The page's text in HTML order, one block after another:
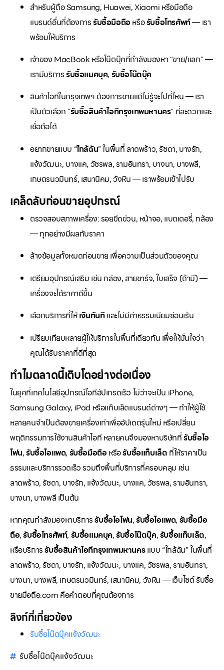
สำหรับผู้ถือ Samsung, Huawei, Xiaomi หรือมือถือ
แบรนด์อื่นที่ต้องการรับซื้อมือถือหรือรับซื้อโทรศัพท์— เรา
พร้อมให้บริการ
เจ้าของ MacBook หรือโน๊ตบุ๊คที่กำลังมองหา “ขาย/แลก” —
เรามีบริการรับซื้อแมคบุค, รับซื้อโน๊ตบุ๊ค
สินค้าไอทีในกรุงเทพฯ ต้องการขายแต่ไม่รู้จะไปที่ไหน — เรา
เป็นตัวเลือก “รับซื้อสินค้าไอทีกรุงเทพมหานคร” ที่สะดวกและ
เชื่อถือได้
อยากขายแบบ “ใกล้ฉัน” ในพื้นที่ ลาดพร้าว, รัชดา, บางรัก,
แจ้งวัฒนะ, บางแค, วัชรพล, รามอินทรา, บางนา, บางพลี,
เกษตรนวมินทร์, เสนานิคม, วังหิน — เราพร้อมเข้าไปรับ
เคล็ดลับก่อนขายอุปกรณ์
ตรวจสอบสภาพเครื่อง: รอยขีดข่วน, หน้าจอ, แบตเตอรี่, กล้อง
— ทุกอย่างมีผลกับราคา
ล้างข้อมูลทั้งหมดก่อนขาย เพื่อความเป็นส่วนตัวของคุณ
เตรียมอุปกรณ์เสริม เช่น กล่อง, สายชาร์จ, ใบเสร็จ (ถ้ามี) —
เครื่องจะได้ราคาดีขึ้น
เลือกบริการที่ให้เงินทันทีและไม่มีค่าธรรมเนียมซ่อนเร้น
เปรียบเทียบหลายผู้ให้บริการในพื้นที่เดียวกัน เพื่อให้มั่นใจว่า
คุณได้รับราคาที่ดีที่สุด
ทำไมตลาดนี้เติบโตอย่างต่อเนื่อง
ในยุคที่เทคโนโลยีอุปกรณ์ไอทีอัปเกรดเร็ว ไม่ว่าจะเป็น iPhone,
Samsung Galaxy, iPad หรือแท็บเล็ตแบรนด์ต่างๆ — ทำให้ผู้ใช้
หลายคนจำเป็นต้องขายเครื่องเก่าเพื่ออัปเดตรุ่นใหม่ หรือเปลี่ยน
พฤติกรรมการใช้งานสินค้าไอที หลายคนจึงมองหาบริษัทที่รับซื้อไอ
โฟน,รับซื้อไอแพด, รับซื้อมือถือหรือรับซื้อแท็บเล็ต ที่ให้ราคาเป็น
ธรรมและบริการรวดเร็ว รวมถึงพื้นที่บริการที่ครอบคลุม เช่น
ลาดพร้าว, รัชดา, บางรัก, แจ้งวัฒนะ, บางแค, วัชรพล, รามอินทรา,
บางนา, บางพลี เป็นต้น
หากคุณกำลังมองหาบริการรับซื้อไอโฟน,รับซื้อไอแพด, รับซื้อมือ
ถือ,รับซื้อโทรศัพท์, รับซื้อแมคบุค,รับซื้อโน๊ตบุ๊ค,รับซื้อแท็บเล็ต,
หรือบริการรับซื้อสินค้าไอทีกรุงเทพมหานครแบบ “ใกล้ฉัน” ในพื้นที่
ลาดพร้าว, รัชดา, บางรัก, แจ้งวัฒนะ, บางแค, วัชรพล, รามอินทรา,
บางนา, บางพลี, เกษตรนวมินทร์, เสนานิคม, วังหิน — เว็บไซต์ รับซื้อ
ขายมือถือ.com คือคำตอบที่คุณต้องการ
ลิงก์ที่เกี่ยวข้อง
รับซื้อโน๊ตบุ๊คแจ้งวัฒนะ
รับซื้อโน๊ตบุ๊คแจ้งวัฒนะ